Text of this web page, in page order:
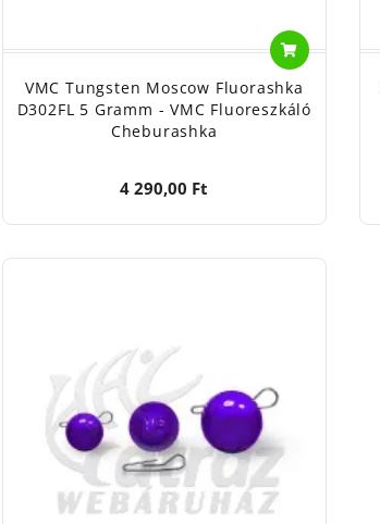
VMC Tungsten Moscow Fluorashka
D302FL 5 Gramm - VMC Fluoreszkáló
Cheburashka
4 290,00 Ft